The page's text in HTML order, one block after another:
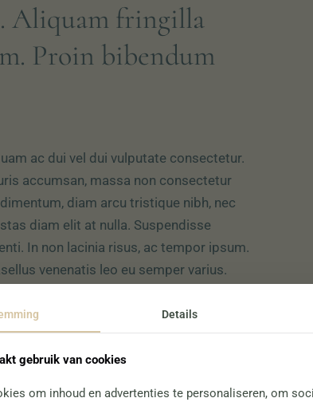
Aliquam fringilla
Proin bibendum
ac dui vel dui vulputate consectetur.
accumsan, massa non consectetur
diam arcu tristique nibh, nec
diam elit at nulla. Suspendisse
In non lacinia risus, ac tempor ipsum.
venenatis leo eu semper varius.
mauris. Nulla nec tortor vitae eros
hendrerit aliquet non urna. Nulla sit
vestibulum magna, eget pulvinar libero.
Details
gebruik van cookies
om inhoud en advertenties te personaliseren, om